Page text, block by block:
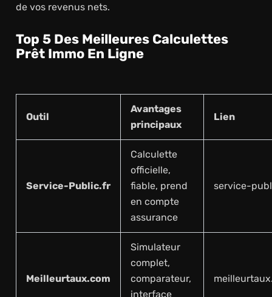
de vos revenus nets.
Top 5 Des Meilleures Calculettes
Prêt Immo En Ligne
Outil
Avantages
principaux
Lien
Service-Public.fr
Calculette
officielle,
fiable, prend
en compte
assurance
service-
Meilleurtaux.com
Simulateur
complet,
comparateur,
interface